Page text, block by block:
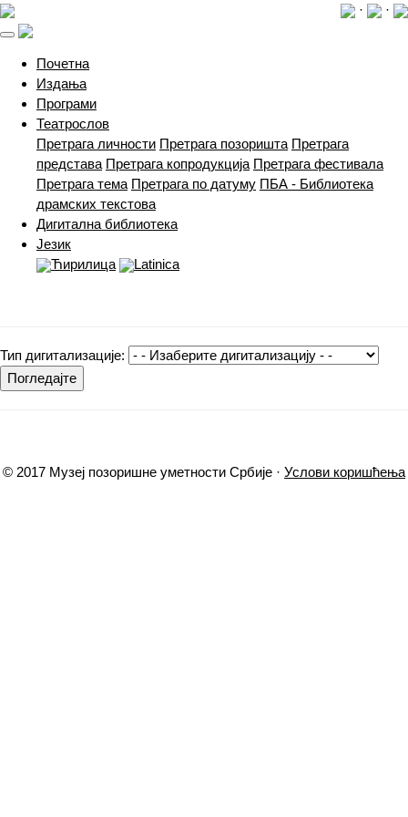
· ·
Почетна(current)
Издања
Програми
Театрослов
Претрага личности Претрага позоришта Претрага
представа Претрага копродукција Претрага фестивала
Претрага тема Претрага по датуму ПБА - Библиотека
драмских текстова
Дигитална библиотека
Језик
Ћирилица
Latinica
Тип дигитализације:
Погледајте
© 2017 Музеј позоришне уметности Србије · Услови коришћења